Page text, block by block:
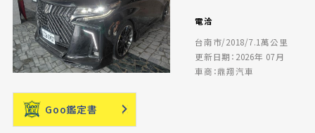
電洽
台南市/2018/7.1萬公里
更新日期：2026年 07月
車商：鼎翔汽車
Goo鑑定書